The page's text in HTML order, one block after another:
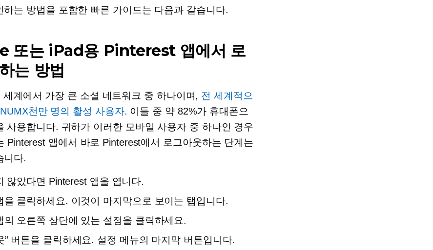
하는 방법을 포함한 빠른 가이드는 다음과 같습니다.
또는 iPad용 Pinterest 앱에서 로
는 방법
세계에서 가장 큰 소셜 네트워크 중 하나이며, 전 세계적으
천만 명의 활성 사용자. 이들 중 약 82%가 휴대폰으
사용합니다. 귀하가 이러한 모바일 사용자 중 하나인 경우
Pinterest 앱에서 바로 Pinterest에서 로그아웃하는 단계는
니다.
않았다면 Pinterest 앱을 엽니다.
을 클릭하세요. 이것이 마지막으로 보이는 탭입니다.
의 오른쪽 상단에 있는 설정을 클릭하세요.
” 버튼을 클릭하세요. 설정 메뉴의 마지막 버튼입니다.